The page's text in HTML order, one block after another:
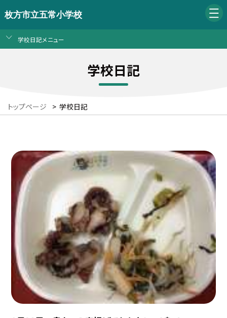
枚方市立五常小学校
学校日記メニュー
学校日記
トップページ > 学校日記